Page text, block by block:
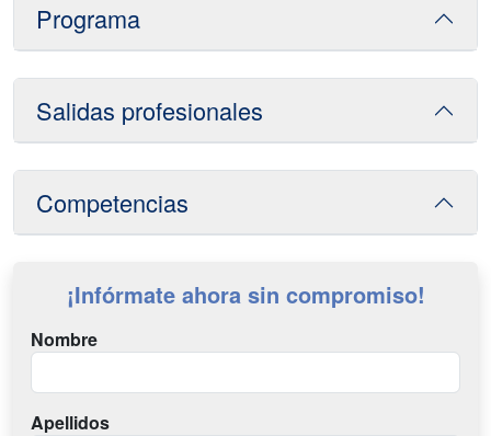
Programa
Salidas profesionales
Competencias
¡Infórmate ahora sin compromiso!
Nombre
Apellidos